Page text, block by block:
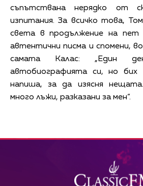
съпътствана нерядко от
изпитания. За всичко това,
света в продължение на пет
автентични писма и спомени,
самата Калас: „Един
автобиографията си, но бих
напиша, за да изясня
много лъжи, разказани за мен“.